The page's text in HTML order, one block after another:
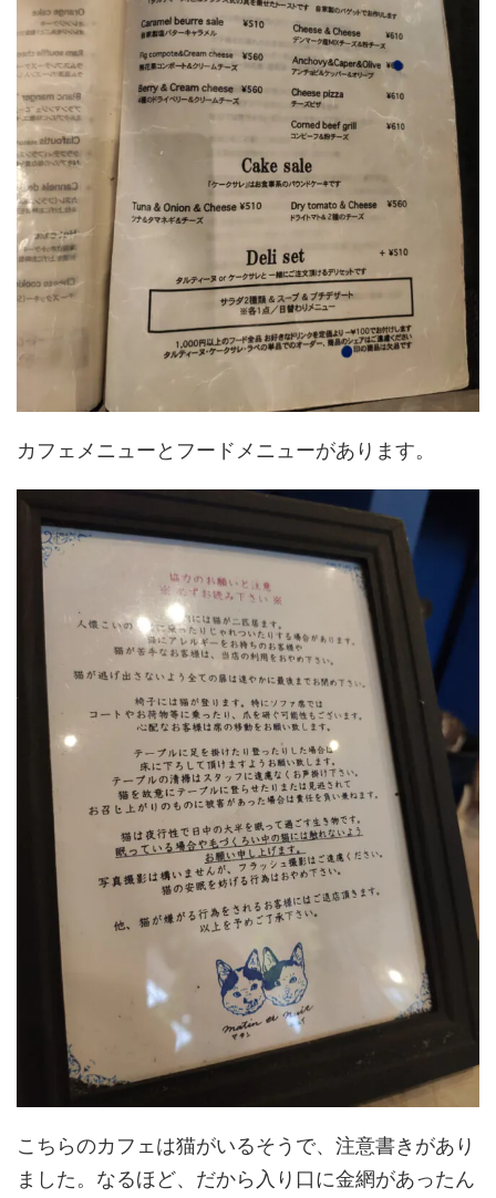
カフェメニューとフードメニューがあります。
こちらのカフェは猫がいるそうで、注意書きがあり
ました。なるほど、だから入り口に金網があったん